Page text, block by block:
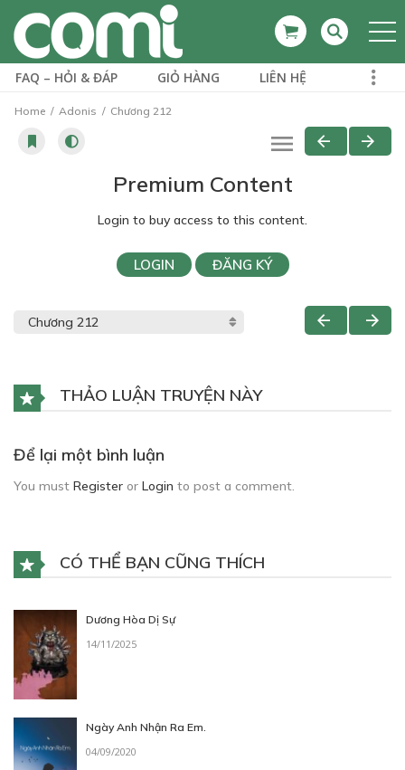
FAQ – HỎI & ĐÁP GIỎ HÀNG LIÊN HỆ
Home Adonis Chương 212
Premium Content
Login to buy access to this content.
LOGIN ĐĂNG KÝ
THẢO LUẬN TRUYỆN NÀY
Để lại một bình luận
You must Register or Login to post a comment.
CÓ THỂ BẠN CŨNG THÍCH
Dương Hòa Dị Sự
14/11/2025
Ngày Anh Nhận Ra Em.
04/09/2020